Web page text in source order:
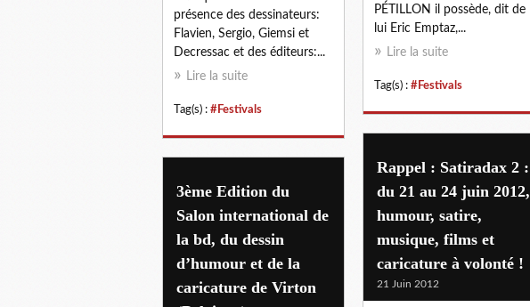
présence des dessinateurs:
Flavien, Sergio, Giemsi et
Decressac et des éditeurs:...
Lire la suite
Tag(s) : #Festivals
PÉTILLON il possède, dit de
lui Eric Emptaz,...
Lire la suite
Tag(s) : #Festivals
Rappel : Satiradax 2 :
du 21 au 24 juin 2012,
humour, satire,
musique, films et
caricature à volonté !
21 Juin 2012
3ème Edition du
Salon international de
la bd, du dessin
d’humour et de la
caricature de Virton